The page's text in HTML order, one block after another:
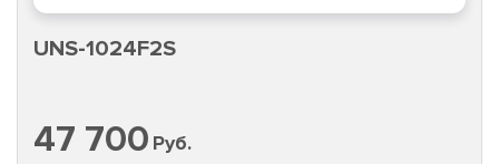
UNS-1024F2S
47 700 Руб.